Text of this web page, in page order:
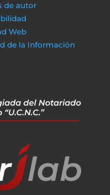
de autor
Web
de la Información